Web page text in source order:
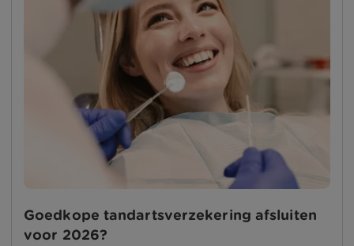
Goedkope tandartsverzekering afsluiten
voor 2026?